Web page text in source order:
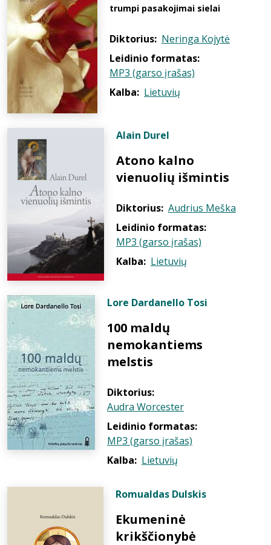
trumpi pasakojimai sielai
Diktorius: Neringa Kojytė
Leidinio formatas:
MP3 (garso įrašas)
Kalba: Lietuvių
Alain Durel
Atono kalno
vienuolių išmintis
Diktorius: Audrius Meška
Leidinio formatas:
MP3 (garso įrašas)
Kalba: Lietuvių
Lore Dardanello Tosi
100 maldų
nemokantiems
melstis
Diktorius:
Audra Worcester
Leidinio formatas:
MP3 (garso įrašas)
Kalba: Lietuvių
Romualdas Dulskis
Ekumeninė
krikščionybė